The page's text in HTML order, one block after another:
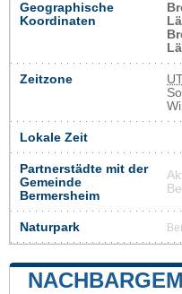
Geographische
Koordinaten
Zeitzone
Lokale Zeit
Partnerstädte mit der
Gemeinde
Bermersheim
Naturpark